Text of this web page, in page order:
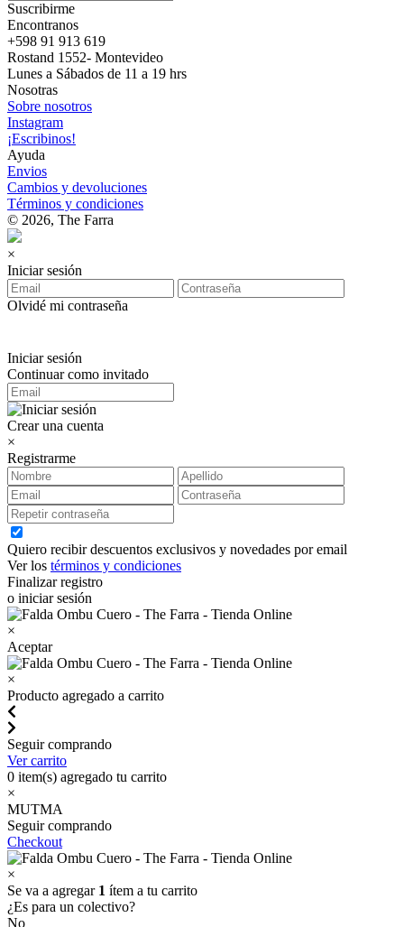
Suscribirme
Encontranos
+598 91 913 619
Rostand 1552- Montevideo
Lunes a Sábados de 11 a 19 hrs
Nosotras
Sobre nosotros
Instagram
¡Escribinos!
Ayuda
Envios
Cambios y devoluciones
Términos y condiciones
© 2026, The Farra
×
Iniciar sesión
Olvidé mi contraseña
Iniciar sesión
Continuar como invitado
Crear una cuenta
×
Registrarme
Quiero recibir descuentos exclusivos y novedades por email
Ver los términos y condiciones
Finalizar registro
o iniciar sesión
×
Aceptar
×
Producto agregado a carrito
Seguir comprando
Ver carrito
0 item(s) agregado tu carrito
×
MUTMA
Seguir comprando
Checkout
×
Se va a agregar 1 ítem a tu carrito
¿Es para un colectivo?
No